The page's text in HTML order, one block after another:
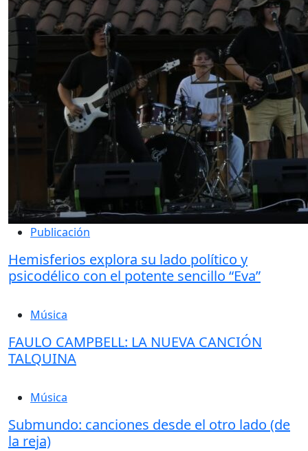
Publicación
Hemisferios explora su lado político y
psicodélico con el potente sencillo “Eva”
Música
FAULO CAMPBELL: LA NUEVA CANCIÓN
TALQUINA
Música
Submundo: canciones desde el otro lado (de
la reja)